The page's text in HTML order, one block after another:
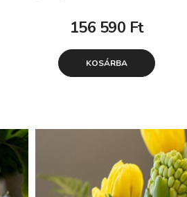
156 590 Ft
KOSÁRBA